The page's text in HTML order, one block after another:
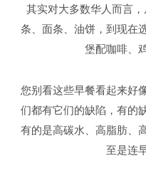
其实对大多数华人而言
条、面条、油饼，到现在
堡配咖啡、
您别看这些早餐看起来好
们都有它们的缺陷，有的
有的是高碳水、高脂肪、
至是连